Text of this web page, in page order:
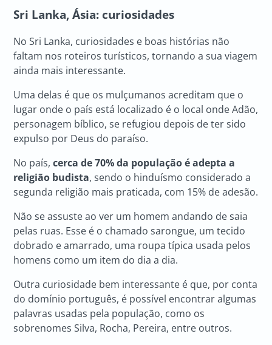
Sri Lanka, Ásia: curiosidades
No Sri Lanka, curiosidades e boas histórias não
faltam nos roteiros turísticos, tornando a sua viagem
ainda mais interessante.
Uma delas é que os mulçumanos acreditam que o
lugar onde o país está localizado é o local onde Adão,
personagem bíblico, se refugiou depois de ter sido
expulso por Deus do paraíso.
No país,cerca de 70% da população é adepta a
religião budista, sendo o hinduísmo considerado a
segunda religião mais praticada, com 15% de adesão.
Não se assuste ao ver um homem andando de saia
pelas ruas. Esse é o chamado sarongue, um tecido
dobrado e amarrado, uma roupa típica usada pelos
homens como um item do dia a dia.
Outra curiosidade bem interessante é que, por conta
do domínio português, é possível encontrar algumas
palavras usadas pela população, como os
sobrenomes Silva, Rocha, Pereira, entre outros.